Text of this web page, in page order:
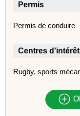
Permis
Permis de conduire
Centres
Rugby, sports